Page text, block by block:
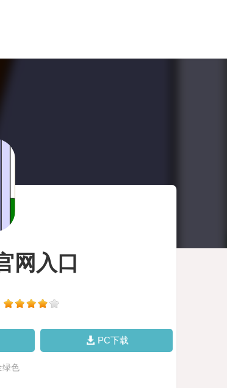
网入口
PC下载
色